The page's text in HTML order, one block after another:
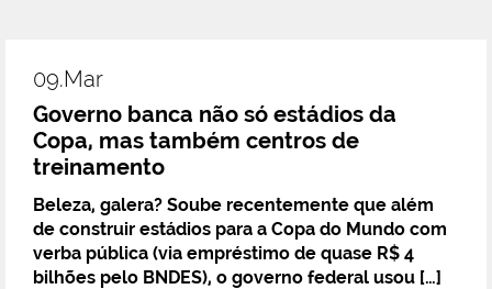
09.mar
Governo banca não só estádios da
Copa, mas também centros de
treinamento
Beleza, galera? Soube recentemente que além
de construir estádios para a Copa do Mundo com
verba pública (via empréstimo de quase R$ 4
bilhões pelo BNDES), o governo federal usou […]